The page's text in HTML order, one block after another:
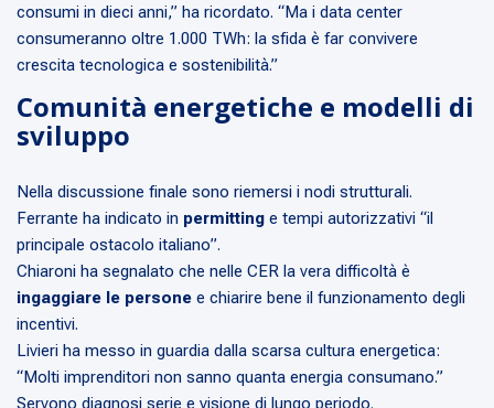
consumi in dieci anni,” ha ricordato. “Ma i data center
consumeranno oltre 1.000 TWh: la sfida è far convivere
crescita tecnologica e sostenibilità.”
Comunità energetiche e modelli di
sviluppo
Nella discussione finale sono riemersi i nodi strutturali.
Ferrante ha indicato in permitting e tempi autorizzativi “il
principale ostacolo italiano”.
Chiaroni ha segnalato che nelle CER la vera difficoltà è
ingaggiare le persone e chiarire bene il funzionamento degli
incentivi.
Livieri ha messo in guardia dalla scarsa cultura energetica:
“Molti imprenditori non sanno quanta energia consumano.”
Servono diagnosi serie e visione di lungo periodo.